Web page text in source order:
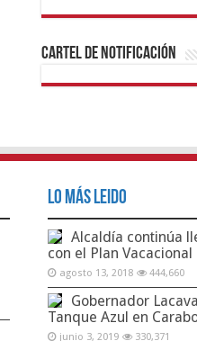
1xbetBetturkeyBetist
https://mvbcasino.com/
Cartel de Notificación
Lo Más Leido
Alcaldía continúa
con el Plan
agosto 13, 2018 444,660
Gobernador
Tanque Azul en
junio 3, 2019 330,371